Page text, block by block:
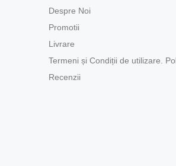
Despre Noi
Promotii
Livrare
Termeni și Condiții de utilizare.
Recenzii